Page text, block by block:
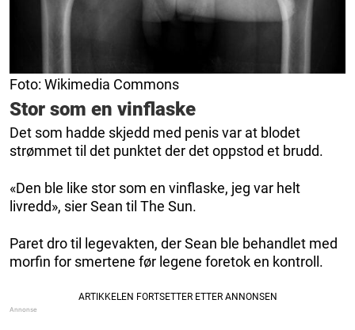
Foto: Wikimedia Commons
Stor som en vinflaske
Det som hadde skjedd med penis var at blodet
strømmet til det punktet der det oppstod et brudd.
«Den ble like stor som en vinflaske, jeg var helt
livredd», sier Sean til The Sun.
Paret dro til legevakten, der Sean ble behandlet med
morfin for smertene før legene foretok en kontroll.